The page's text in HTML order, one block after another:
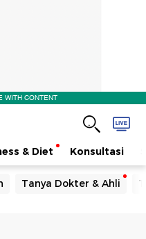
WITH CONTENT
& Diet Konsultasi
Tanya Dokter & Ahli